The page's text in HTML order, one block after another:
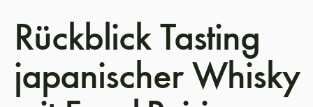
Rückblick Tasting
japanischer Whisky